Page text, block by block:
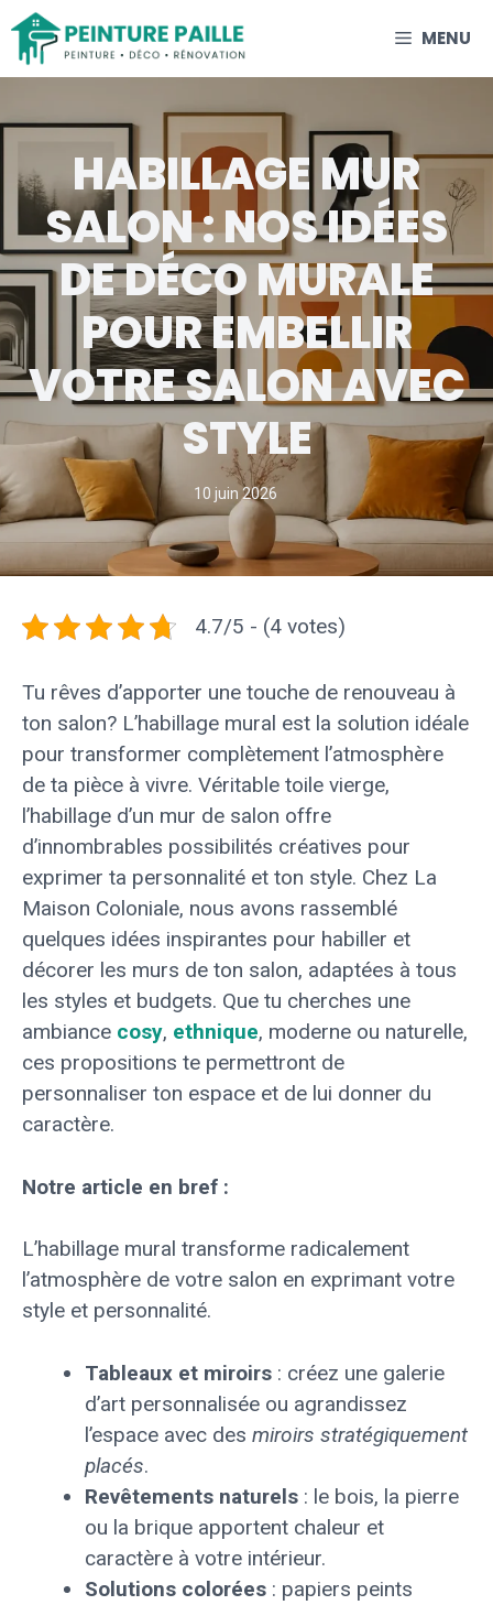
Aller
contenu
MENU
HABILLAGE MUR
SALON : NOS IDÉES
DE DÉCO MURALE
POUR EMBELLIR
VOTRE SALON AVEC
STYLE
10 juin 2026
4.7/5 - (4 votes)
Tu rêves d’apporter une touche de renouveau à
ton salon? L’habillage mural est la solution idéale
pour transformer complètement l’atmosphère
de ta pièce à vivre. Véritable toile vierge,
l’habillage d’un mur de salon offre
d’innombrables possibilités créatives pour
exprimer ta personnalité et ton style. Chez La
Maison Coloniale, nous avons rassemblé
quelques idées inspirantes pour habiller et
décorer les murs de ton salon, adaptées à tous
les styles et budgets. Que tu cherches une
ambiance cosy, ethnique, moderne ou naturelle,
ces propositions te permettront de
personnaliser ton espace et de lui donner du
caractère.
Notre article en bref :
L’habillage mural transforme radicalement
l’atmosphère de votre salon en exprimant votre
style et personnalité.
Tableaux et miroirs : créez une galerie
d’art personnalisée ou agrandissez
l’espace avec des miroirs stratégiquement
placés.
Revêtements naturels : le bois, la pierre
ou la brique apportent chaleur et
caractère à votre intérieur.
Solutions colorées : papiers peints